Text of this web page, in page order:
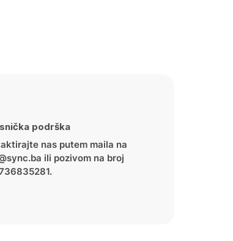
podrška
nas putem maila na
ili pozivom na broj